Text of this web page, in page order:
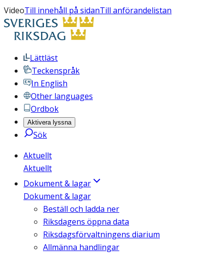
VideoTill innehåll på sidanTill anförandelistan
Lättläst
Teckenspråk
In English
Other languages
Ordbok
Aktivera lyssna
Sök
Aktuellt
Aktuellt
Dokument & lagar
Dokument & lagar
Beställ och ladda ner
Riksdagens öppna data
Riksdagsförvaltningens diarium
Allmänna handlingar